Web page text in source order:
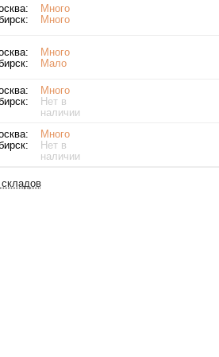
Много
Много
Много
Мало
Много
Нет в
наличии
Много
Нет в
наличии
складов